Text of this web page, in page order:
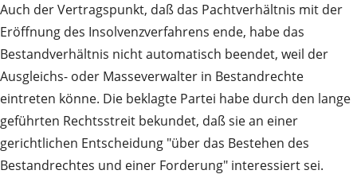
Auch der Vertragspunkt, daß das Pachtverhältnis mit der
Eröffnung des Insolvenzverfahrens ende, habe das
Bestandverhältnis nicht automatisch beendet, weil der
Ausgleichs- oder Masseverwalter in Bestandrechte
eintreten könne. Die beklagte Partei habe durch den lange
geführten Rechtsstreit bekundet, daß sie an einer
gerichtlichen Entscheidung "über das Bestehen des
Bestandrechtes und einer Forderung" interessiert sei.